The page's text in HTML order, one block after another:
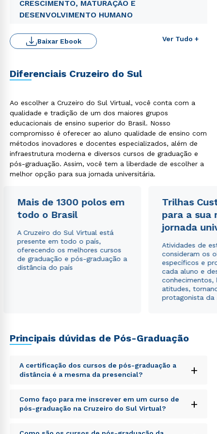
CRESCIMENTO, MATURAÇÃO E
DESENVOLVIMENTO HUMANO
Ver Tudo +
Baixar Ebook
Diferenciais Cruzeiro do Sul
Ao escolher a Cruzeiro do Sul Virtual, você conta com a
qualidade e tradição de um dos maiores grupos
educacionais de ensino superior do Brasil. Nosso
compromisso é oferecer ao aluno qualidade de ensino com
métodos inovadores e docentes especializados, além de
infraestrutura moderna e diversos cursos de graduação e
pós-graduação. Assim, você tem a liberdade de escolher a
melhor opção para sua jornada universitária.
Mais de 1300 polos em
todo o Brasil
A Cruzeiro do Sul Virtual está
presente em todo o país,
oferecendo os melhores cursos
de graduação e pós-graduação a
distância do país
Trilhas
para a sua
jornada
Atividades de
consideram os
específicos e
cada aluno e
conhecimentos,
atitudes,
protagonista da
Principais dúvidas de Pós-Graduação
A certificação dos cursos de pós-graduação a
distância é a mesma da presencial?
+
Sed ut perspiciatis unde omnis iste natus error sit
voluptatem accusantium doloremque laudantium,
totam rem aperiam, eaque ipsa quae ab illo inventore
Como faço para me inscrever em um curso de
pós-graduação na Cruzeiro do Sul Virtual?
+
Sed ut perspiciatis unde omnis iste natus error sit
Rápido e fácil
WhatsApp
ou
Estou de acordo com aPolítica de Privacidade.
e
autorizo que meus dados sejam utilizados para o